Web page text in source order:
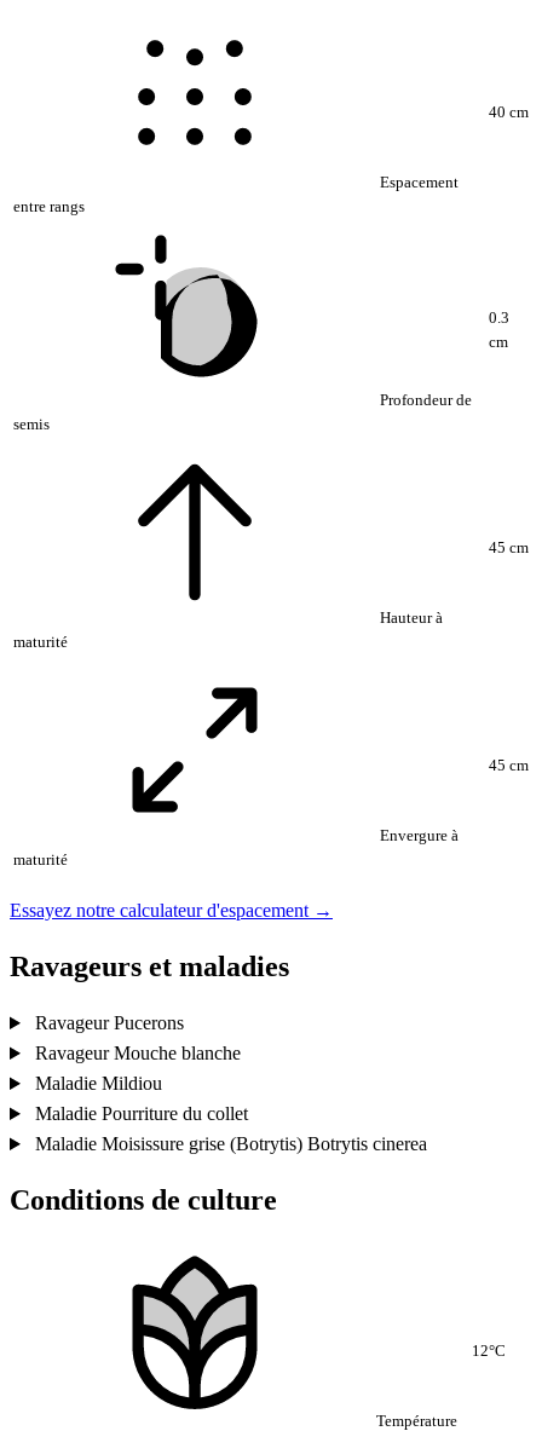
Espacement
entre rangs
40 cm
Profondeur de
semis
0.3
cm
Hauteur à
maturité
45 cm
Envergure à
maturité
45 cm
Essayez notre calculateur d'espacement →
Ravageurs et maladies
RavageurPucerons
RavageurMouche blanche
Maladie Mildiou
Maladie Pourriture du collet
Maladie Moisissure grise (Botrytis) Botrytis cinerea
Conditions de culture
Température
12°C